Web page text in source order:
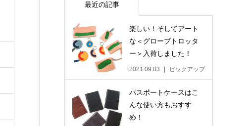
最近の記事
楽しい！そしてアート
な＜グローブトロッタ
ー＞入荷しました！
2021.09.03 ピックアップ
パスポートケースはこ
んな使い方もおすす
め！